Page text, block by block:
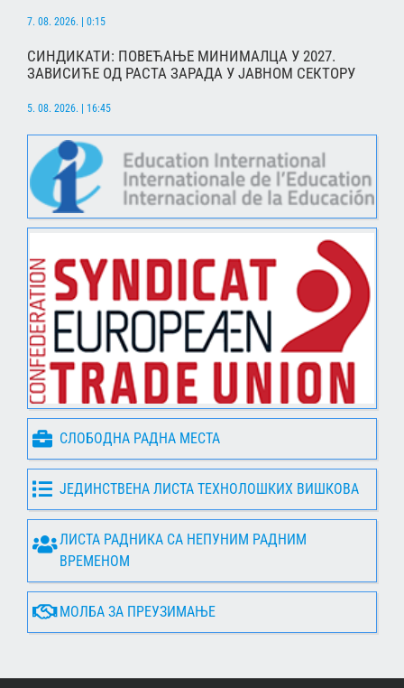
7. 08. 2026. | 0:15
СИНДИКАТИ: ПОВЕЋАЊЕ МИНИМАЛЦА У 2027.
ЗАВИСИЋЕ ОД РАСТА ЗАРАДА У ЈАВНОМ СЕКТОРУ
5. 08. 2026. | 16:45
СЛОБОДНА РАДНА МЕСТА
ЈЕДИНСТВЕНА ЛИСТА ТЕХНОЛОШКИХ ВИШКОВА
ЛИСТА РАДНИКА СА НЕПУНИМ РАДНИМ
ВРЕМЕНОМ
МОЛБА ЗА ПРЕУЗИМАЊЕ